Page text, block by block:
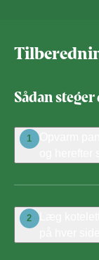
Sådan
1
Opvarm
2
Læg